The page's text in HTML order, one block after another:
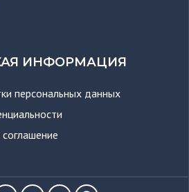
ИНФОРМАЦИЯ
персональных данных